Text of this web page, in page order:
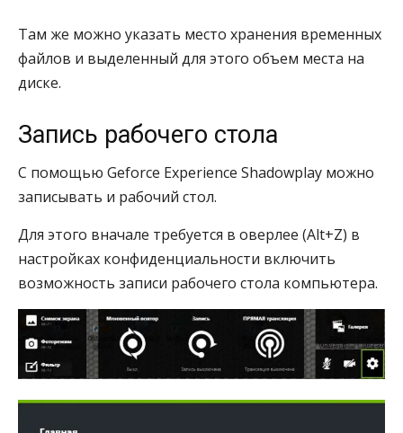
Там же можно указать место хранения временных
файлов и выделенный для этого объем места на
диске.
Запись рабочего стола
С помощью Geforce Experience Shadowplay можно
записывать и рабочий стол.
Для этого вначале требуется в оверлее (Alt+Z) в
настройках конфиденциальности включить
возможность записи рабочего стола компьютера.